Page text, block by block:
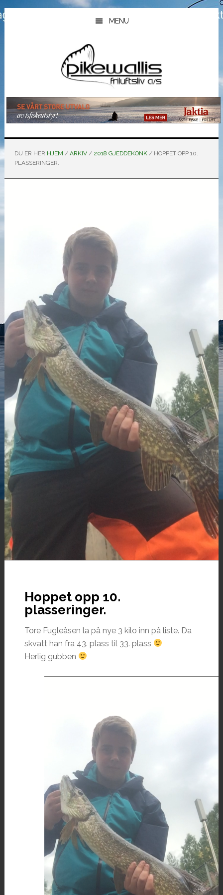
Hopp
til
Hopp
til
Hopp
til
MENU
DU ER HER:HJEM / ARKIV / 2018 GJEDDEKONK /HOPPET OPP 10.
PLASSERINGER.
Hoppet opp 10.
plasseringer.
Tore Fugleåsen la på nye 3 kilo inn på liste. Da
skvatt han fra 43. plass til 33. plass
Herlig gubben